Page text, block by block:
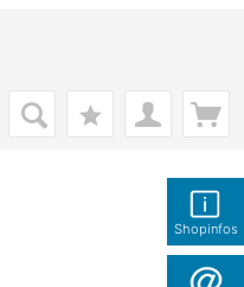
Shopinfos